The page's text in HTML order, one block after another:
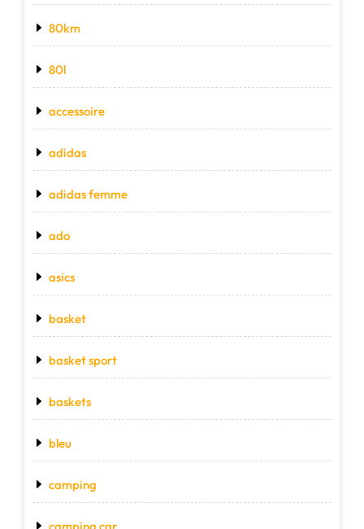
80km
80l
accessoire
adidas
adidas femme
ado
asics
basket
basket sport
baskets
bleu
camping